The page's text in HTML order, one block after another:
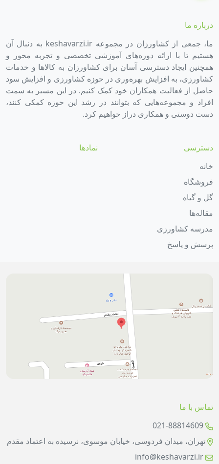
درباره ما
ما، جمعی از کشاورزان در مجموعه keshavarzi.ir به دنبال آن
هستیم تا با ارائه دوره‌های آموزشی تخصصی و تجربه محور و
همچنین ایجاد دسترسی آسان برای کشاورزان به کالاها و خدمات
کشاورزی، به افزایش بهره‌وری در حوزه کشاورزی و افزایش سود
حاصل از فعالیت همکاران خود کمک کنیم. در این مسیر به سمت
افراد و مجموعه‌هایی که بتوانند در رشد این حوزه کمکی کنند،
دست دوستی و همکاری دراز خواهیم کرد.
دسترسی
خانه
فروشگاه
گل و گیاه
مقاله‌ها
مدرسه کشاورزی
پرسش و پاسخ
نمادها
تماس با ما
021-88814609
تهران، میدان فردوسی، خیابان موسوی، نرسیده به اعتماد مقدم
info@keshavarzi.ir